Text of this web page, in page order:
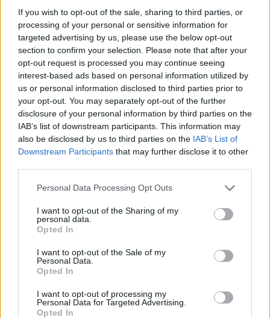
If you wish to opt-out of the sale, sharing to third parties, or
processing of your personal or sensitive information for
targeted advertising by us, please use the below opt-out
section to confirm your selection. Please note that after your
opt-out request is processed you may continue seeing
interest-based ads based on personal information utilized by
us or personal information disclosed to third parties prior to
your opt-out. You may separately opt-out of the further
disclosure of your personal information by third parties on the
IAB’s list of downstream participants. This information may
also be disclosed by us to third parties on the IAB’s List of
Downstream Participants that may further disclose it to other
Personal Data Processing Opt Outs
I want to opt-out of the Sharing of my
personal data.
Opted In
I want to opt-out of the Sale of my
Personal Data.
Opted In
I want to opt-out of processing my
Personal Data for Targeted Advertising.
Opted In